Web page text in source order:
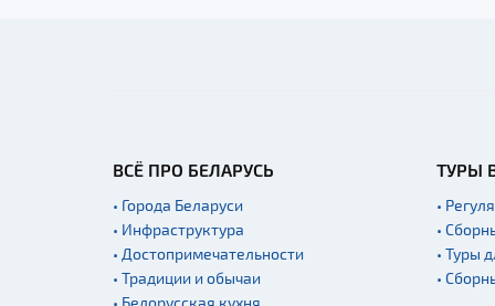
ВСЁ ПРО БЕЛАРУСЬ
• Города Беларуси
• Инфраструктура
• Достопримечательности
• Традиции и обычаи
• Белорусская кухня
ТУРЫ
•
•
• Туры
•